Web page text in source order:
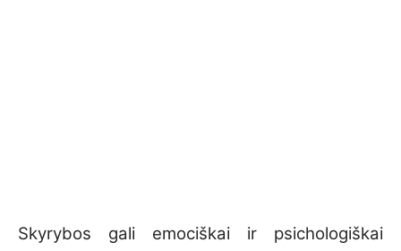
Skyrybos gali emociškai ir psichologiškai